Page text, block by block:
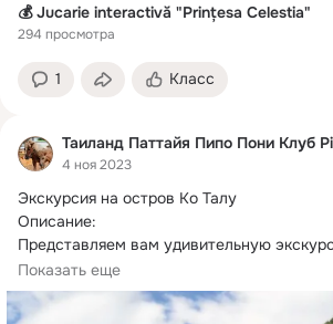
💰 Jucarie interactivă "Prințesa Celestia"
294 просмотра
1 Класс
Таиланд Паттайя Пипо Пони Клуб
4 ноя 2023
Экскурсия на остров Ко Талу
Описание:
Представляем вам удивительную
Талу, где вас ожидает незабываемое
погружение в природную красоту
Показать еще